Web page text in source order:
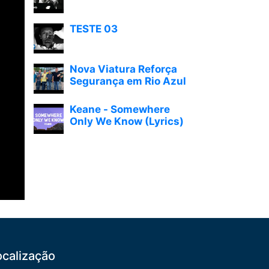
TESTE 03
Nova Viatura Reforça
Segurança em Rio Azul
Keane - Somewhere
Only We Know (Lyrics)